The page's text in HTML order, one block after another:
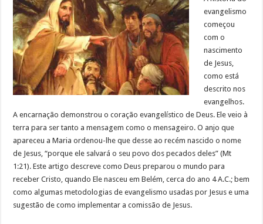
evangelismo
começou
com o
nascimento
de Jesus,
como está
descrito nos
evangelhos.
A encarnação demonstrou o coração evangelístico de Deus. Ele veio à
terra para ser tanto a mensagem como o mensageiro. O anjo que
apareceu a Maria ordenou-lhe que desse ao recém nascido o nome
de Jesus, “porque ele salvará o seu povo dos pecados deles” (Mt
1:21). Este artigo descreve como Deus preparou o mundo para
receber Cristo, quando Ele nasceu em Belém, cerca do ano 4 A.C.; bem
como algumas metodologias de evangelismo usadas por Jesus e uma
sugestão de como implementar a comissão de Jesus.